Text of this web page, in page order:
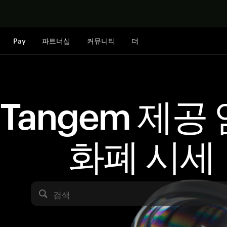
Pay 파트너십 커뮤니티 더
Tangem 제공
화폐 시세
검색